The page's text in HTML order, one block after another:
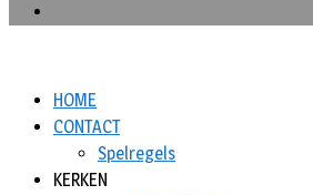
HOME
CONTACT
Spelregels
KERKEN